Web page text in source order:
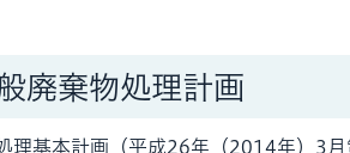
廃棄物処理計画
理基本計画（平成26年（2014年）3月